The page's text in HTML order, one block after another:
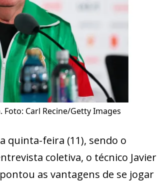
Carl Recine/Getty Images
quinta-feira (11), sendo o
coletiva, o técnico Javier
as vantagens de se jogar